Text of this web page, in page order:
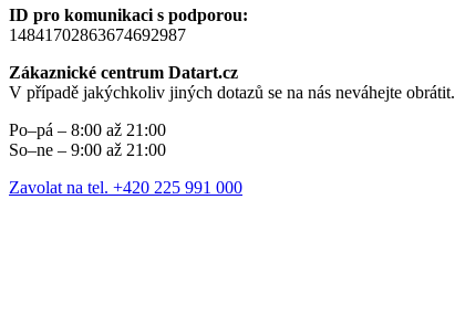
ID pro komunikaci s podporou:
14841702863674692987
Zákaznické centrum Datart.cz
V případě jakýchkoliv jiných dotazů se na nás neváhejte obrátit.
Po–pá – 8:00 až 21:00
So–ne – 9:00 až 21:00
Zavolat na tel. +420 225 991 000